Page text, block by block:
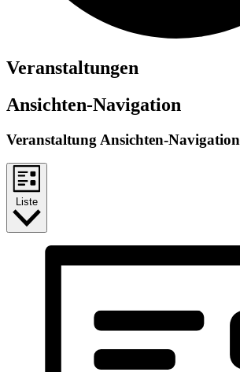
Veranstaltungen
Ansichten-Navigation
Veranstaltung Ansichten-Navigation
Liste